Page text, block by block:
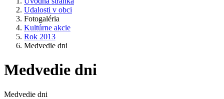
Udalosti v obci
Fotogaléria
Kultúrne akcie
Rok 2013
Medvedie dni
Medvedie dni
Medvedie dni